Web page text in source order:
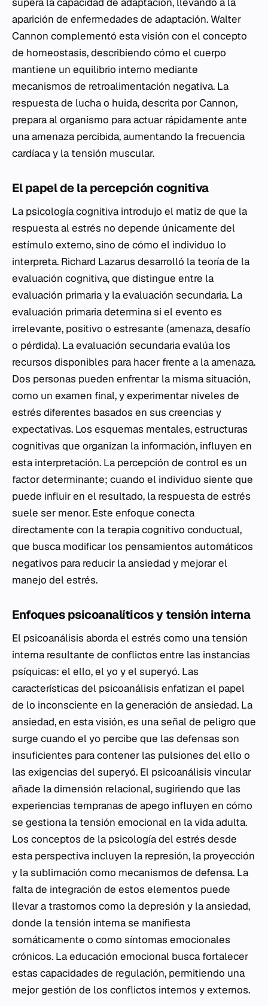
aparición de enfermedades de adaptación. Walter
Cannon complementó esta visión con el concepto
de homeostasis, describiendo cómo el cuerpo
mantiene un equilibrio interno mediante
mecanismos de retroalimentación negativa. La
respuesta de lucha o huida, descrita por Cannon,
prepara al organismo para actuar rápidamente ante
una amenaza percibida, aumentando la frecuencia
cardíaca y la tensión muscular.
El papel de la percepción cognitiva
La psicología cognitiva introdujo el matiz de que la
respuesta al estrés no depende únicamente del
estímulo externo, sino de cómo el individuo lo
interpreta. Richard Lazarus desarrolló la teoría de la
evaluación cognitiva, que distingue entre la
evaluación primaria y la evaluación secundaria. La
evaluación primaria determina si el evento es
irrelevante, positivo o estresante (amenaza, desafío
o pérdida). La evaluación secundaria evalúa los
recursos disponibles para hacer frente a la amenaza.
Dos personas pueden enfrentar la misma situación,
como un examen final, y experimentar niveles de
estrés diferentes basados en sus creencias y
expectativas. Los esquemas mentales, estructuras
cognitivas que organizan la información, influyen en
esta interpretación. La percepción de control es un
factor determinante; cuando el individuo siente que
puede influir en el resultado, la respuesta de estrés
suele ser menor. Este enfoque conecta
directamente con la terapia cognitivo conductual,
que busca modificar los pensamientos automáticos
negativos para reducir la ansiedad y mejorar el
manejo del estrés.
Enfoques psicoanalíticos y tensión interna
El psicoanálisis aborda el estrés como una tensión
interna resultante de conflictos entre las instancias
psíquicas: el ello, el yo y el superyó. Las
características del psicoanálisis enfatizan el papel
de lo inconsciente en la generación de ansiedad. La
ansiedad, en esta visión, es una señal de peligro que
surge cuando el yo percibe que las defensas son
insuficientes para contener las pulsiones del ello o
las exigencias del superyó. El psicoanálisis vincular
añade la dimensión relacional, sugiriendo que las
experiencias tempranas de apego influyen en cómo
se gestiona la tensión emocional en la vida adulta.
Los conceptos de la psicología del estrés desde
esta perspectiva incluyen la represión, la proyección
y la sublimación como mecanismos de defensa. La
falta de integración de estos elementos puede
llevar a trastornos como la depresión y la ansiedad,
donde la tensión interna se manifiesta
somáticamente o como síntomas emocionales
crónicos. La educación emocional busca fortalecer
estas capacidades de regulación, permitiendo una
mejor gestión de los conflictos internos y externos.